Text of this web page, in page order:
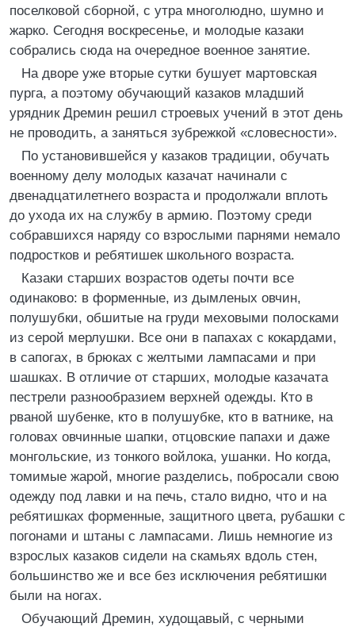
поселковой сборной, с утра многолюдно, шумно и
жарко. Сегодня воскресенье, и молодые казаки
собрались сюда на очередное военное занятие.
На дворе уже вторые сутки бушует мартовская
пурга, а поэтому обучающий казаков младший
урядник Дремин решил строевых учений в этот день
не проводить, а заняться зубрежкой «словесности».
По установившейся у казаков традиции, обучать
военному делу молодых казачат начинали с
двенадцатилетнего возраста и продолжали вплоть
до ухода их на службу в армию. Поэтому среди
собравшихся наряду со взрослыми парнями немало
подростков и ребятишек школьного возраста.
Казаки старших возрастов одеты почти все
одинаково: в форменные, из дымленых овчин,
полушубки, обшитые на груди меховыми полосками
из серой мерлушки. Все они в папахах с кокардами,
в сапогах, в брюках с желтыми лампасами и при
шашках. В отличие от старших, молодые казачата
пестрели разнообразием верхней одежды. Кто в
рваной шубенке, кто в полушубке, кто в ватнике, на
головах овчинные шапки, отцовские папахи и даже
монгольские, из тонкого войлока, ушанки. Но когда,
томимые жарой, многие разделись, побросали свою
одежду под лавки и на печь, стало видно, что и на
ребятишках форменные, защитного цвета, рубашки с
погонами и штаны с лампасами. Лишь немногие из
взрослых казаков сидели на скамьях вдоль стен,
большинство же и все без исключения ребятишки
были на ногах.
Обучающий Дремин, худощавый, с черными